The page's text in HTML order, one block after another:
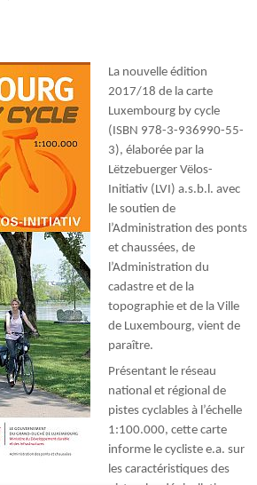
La nouvelle édition
2017/18 de la carte
Luxembourg by cycle
(ISBN 978-3-936990-55-
3), élaborée par la
Lëtzebuerger Vëlos-
Initiativ (LVI) a.s.b.l. avec
le soutien de
l’Administration des ponts
et chaussées, de
l’Administration du
cadastre et de la
topographie et de la Ville
de Luxembourg, vient de
paraître.
Présentant le réseau
national et régional de
pistes cyclables à l’échelle
1:100.000, cette carte
informe le cycliste e.a. sur
les caractéristiques des